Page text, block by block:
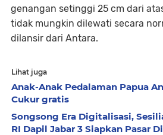
genangan setinggi 25 cm dari
tidak mungkin dilewati secara
dilansir dari Antara.
Lihat juga
Anak-Anak Pedalaman Papua
Cukur gratis
Songsong Era Digitalisasi,
RI Dapil Jabar 3 Siapkan Pasar